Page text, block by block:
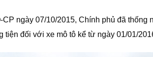
ngày 07/10/2015, Chính phủ đã thống
đối với xe mô tô kể từ ngày 01/01/